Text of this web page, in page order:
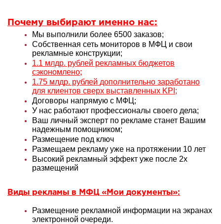
Почему выбирают именно нас:
Мы выполнили более 6500 заказов;
Собственная сеть мониторов в МФЦ и свои
рекламные конструкции;
1.1 млдр. рублей рекламных бюджетов
сэкономлено;
1.75 млдр. рублей дополнительно заработано
для клиентов сверх выставленных KPI;
Договоры напрямую с МФЦ;
У нас работают профессионалы своего дела;
Ваш личный эксперт по рекламе станет Вашим
надежным помощником;
Размещение под ключ
Размещаем рекламу уже на протяжении 10 лет
Высокий рекламный эффект уже после 2х
размещений
Виды рекламы в МФЦ «Мои документы»:
Размещение рекламной информации на экранах
электронной очереди.